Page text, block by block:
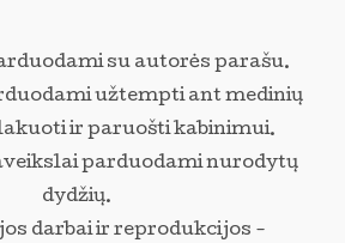
su autorės parašu.
užtempti ant medinių
ir paruošti kabinimui.
parduodami nurodytų
dydžių.
darbai ir reprodukcijos -